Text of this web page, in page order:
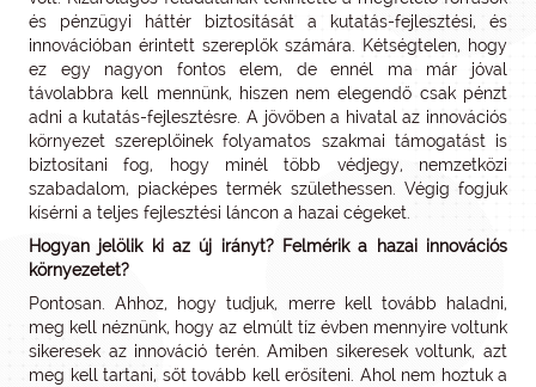
és pénzügyi háttér biztosítását a kutatás-fejlesztési, és
innovációban érintett szereplők számára. Kétségtelen, hogy
ez egy nagyon fontos elem, de ennél ma már jóval
távolabbra kell mennünk, hiszen nem elegendő csak pénzt
adni a kutatás-fejlesztésre. A jövőben a hivatal az innovációs
környezet szereplőinek folyamatos szakmai támogatást is
biztosítani fog, hogy minél több védjegy, nemzetközi
szabadalom, piacképes termék születhessen. Végig fogjuk
kísérni a teljes fejlesztési láncon a hazai cégeket.
Hogyan jelölik ki az új irányt? Felmérik a hazai innovációs
környezetet?
Pontosan. Ahhoz, hogy tudjuk, merre kell tovább haladni,
meg kell néznünk, hogy az elmúlt tíz évben mennyire voltunk
sikeresek az innováció terén. Amiben sikeresek voltunk, azt
meg kell tartani, sőt tovább kell erősíteni. Ahol nem hoztuk a